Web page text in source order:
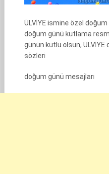
ÜLVİYE ismine özel doğum
doğum günü kutlama
günün kutlu olsun,
sözleri
doğum günü mesajları